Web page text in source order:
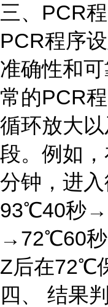
三、PCR
PCR程序
准确性和
常的PCR
循环放大
段。例如
分钟，进入
93℃40秒
→72℃60秒
Z后在72℃
四、 结果